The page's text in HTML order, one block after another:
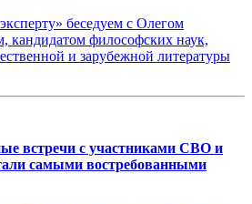
беседуем с Олегом
кандидатом философских наук,
и зарубежной литературы
встречи с участниками СВО и
самыми востребованными